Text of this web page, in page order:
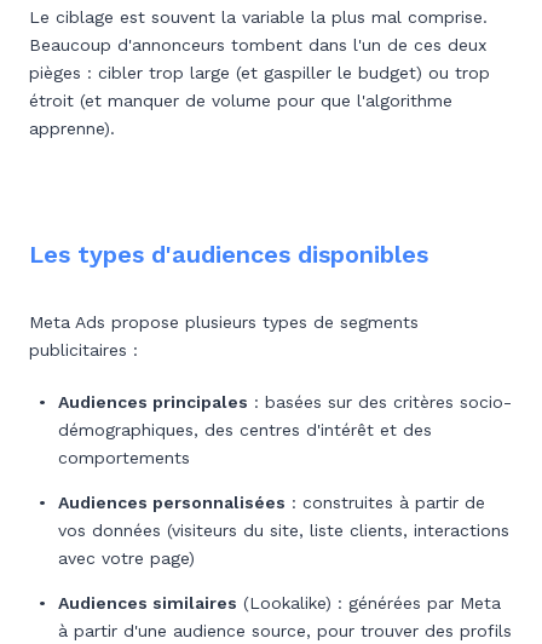
Le ciblage est souvent la variable la plus mal comprise.
Beaucoup d'annonceurs tombent dans l'un de ces deux
pièges : cibler trop large (et gaspiller le budget) ou trop
étroit (et manquer de volume pour que l'algorithme
apprenne).
Les types d'audiences disponibles
Meta Ads propose plusieurs types de segments
publicitaires :
Audiences principales : basées sur des critères socio-
démographiques, des centres d'intérêt et des
comportements
Audiences personnalisées : construites à partir de
vos données (visiteurs du site, liste clients, interactions
avec votre page)
Audiences similaires (Lookalike) : générées par Meta
à partir d'une audience source, pour trouver des profils